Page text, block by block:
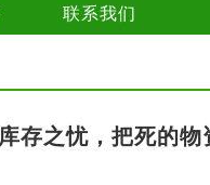
联系我们
存之忧，把死的物